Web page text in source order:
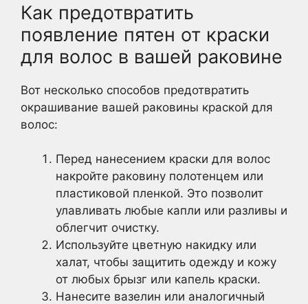
Как предотвратить
появление пятен от краски
для волос в вашей раковине
Вот несколько способов предотвратить
окрашивание вашей раковины краской для
волос:
Перед нанесением краски для волос
накройте раковину полотенцем или
пластиковой пленкой. Это позволит
улавливать любые капли или разливы и
облегчит очистку.
Используйте цветную накидку или
халат, чтобы защитить одежду и кожу
от любых брызг или капель краски.
Нанесите вазелин или аналогичный